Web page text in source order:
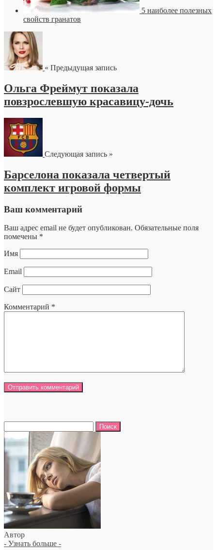
5 наиболее полезных
свойств гранатов
« Предыдущая запись
Ольга Фреймут показала
повзрослевшую красавицу-дочь
Следующая запись »
Барселона показала четвертый
комплект игровой формы
Ваш комментарий
Ваш адрес email не будет опубликован. Обязательные поля
помечены *
Имя
Email
Сайт
Комментарий *
Автор
- Узнать больше -